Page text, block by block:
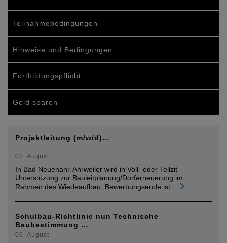
Teilnahmebedingungen
Hinweise und Bedingungen
Fortbildungspflicht
Geld sparen
Projektleitung (m/w/d)…
07. August
In Bad Neuenahr-Ahrweiler wird in Voll- oder Teilzit
Unterstüzung zur Bauleitplanung/Dorferneuerung im
Rahmen des Wiedeaufbau, Bewerbungsende ist ...
Schulbau-Richtlinie nun Technische
Baubestimmung …
06. August